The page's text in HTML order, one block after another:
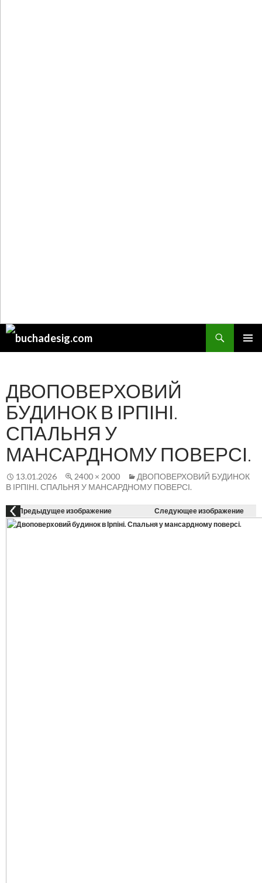
Поиск
ДВОПОВЕРХОВИЙ
БУДИНОК В ІРПІНІ.
СПАЛЬНЯ У
МАНСАРДНОМУ ПОВЕРСІ.
13.01.2026 2400 × 2000
ДВОПОВЕРХОВИЙ БУДИНОК
В ІРПІНІ. СПАЛЬНЯ У МАНСАРДНОМУ ПОВЕРСІ.
Предыдущее изображение Следующее изображение